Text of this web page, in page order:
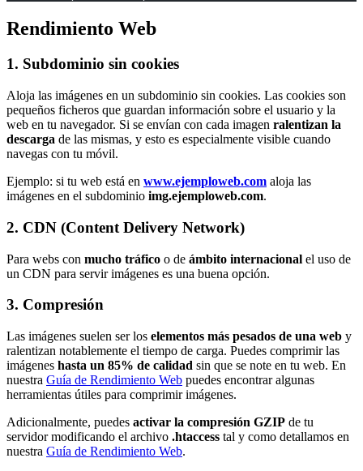
Rendimiento Web
1. Subdominio sin cookies
Aloja las imágenes en un subdominio sin cookies. Las cookies son
pequeños ficheros que guardan información sobre el usuario y la
web en tu navegador. Si se envían con cada imagen ralentizan la
descarga de las mismas, y esto es especialmente visible cuando
navegas con tu móvil.
Ejemplo: si tu web está en www.ejemploweb.com aloja las
imágenes en el subdominio img.ejemploweb.com.
2. CDN (Content Delivery Network)
Para webs con mucho tráfico o de ámbito internacional el uso de
un CDN para servir imágenes es una buena opción.
3. Compresión
Las imágenes suelen ser los elementos más pesados de una web y
ralentizan notablemente el tiempo de carga. Puedes comprimir las
imágenes hasta un 85% de calidad sin que se note en tu web. En
nuestra Guía de Rendimiento Web puedes encontrar algunas
herramientas útiles para comprimir imágenes.
Adicionalmente, puedes activar la compresión GZIP de tu
servidor modificando el archivo .htaccess tal y como detallamos en
nuestra Guía de Rendimiento Web.